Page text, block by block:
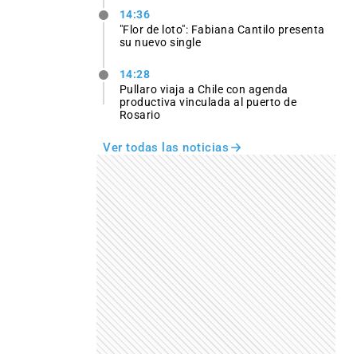
14:36
"Flor de loto": Fabiana Cantilo presenta
su nuevo single
14:28
Pullaro viaja a Chile con agenda
productiva vinculada al puerto de
Rosario
Ver todas las noticias